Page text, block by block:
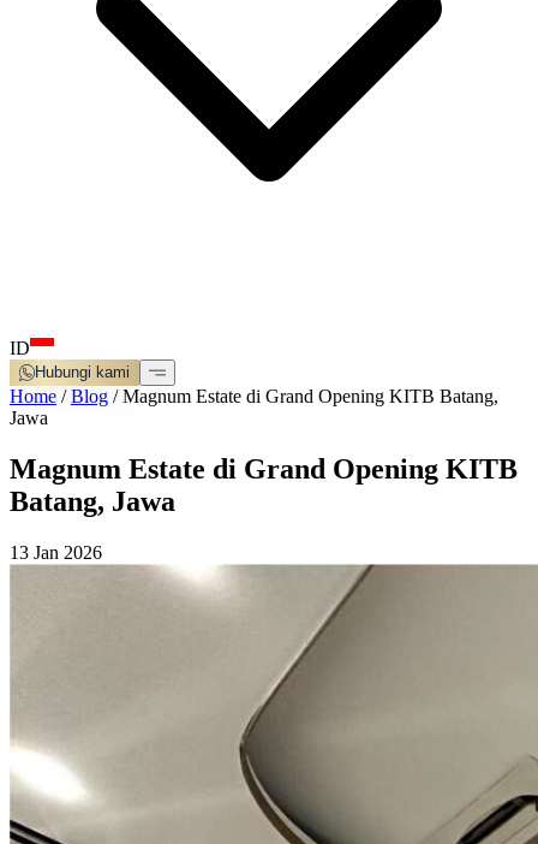
ID
Hubungi kami
Home /Blog /Magnum Estate di Grand Opening KITB Batang,
Jawa
Magnum Estate di Grand Opening KITB
Batang, Jawa
13 Jan 2026